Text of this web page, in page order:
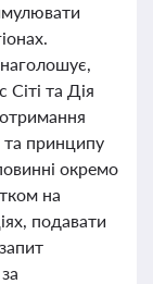
та Дія
та принципу
окремо
на
подавати